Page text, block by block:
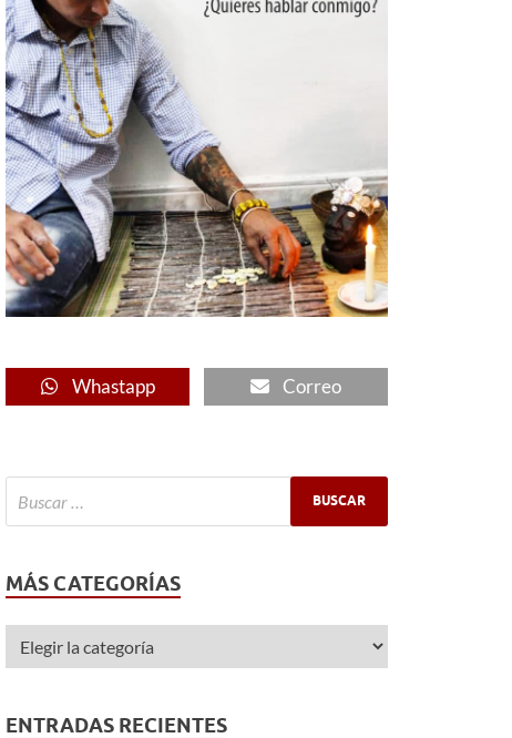
Whastapp Correo
MÁS CATEGORÍAS
ENTRADAS RECIENTES